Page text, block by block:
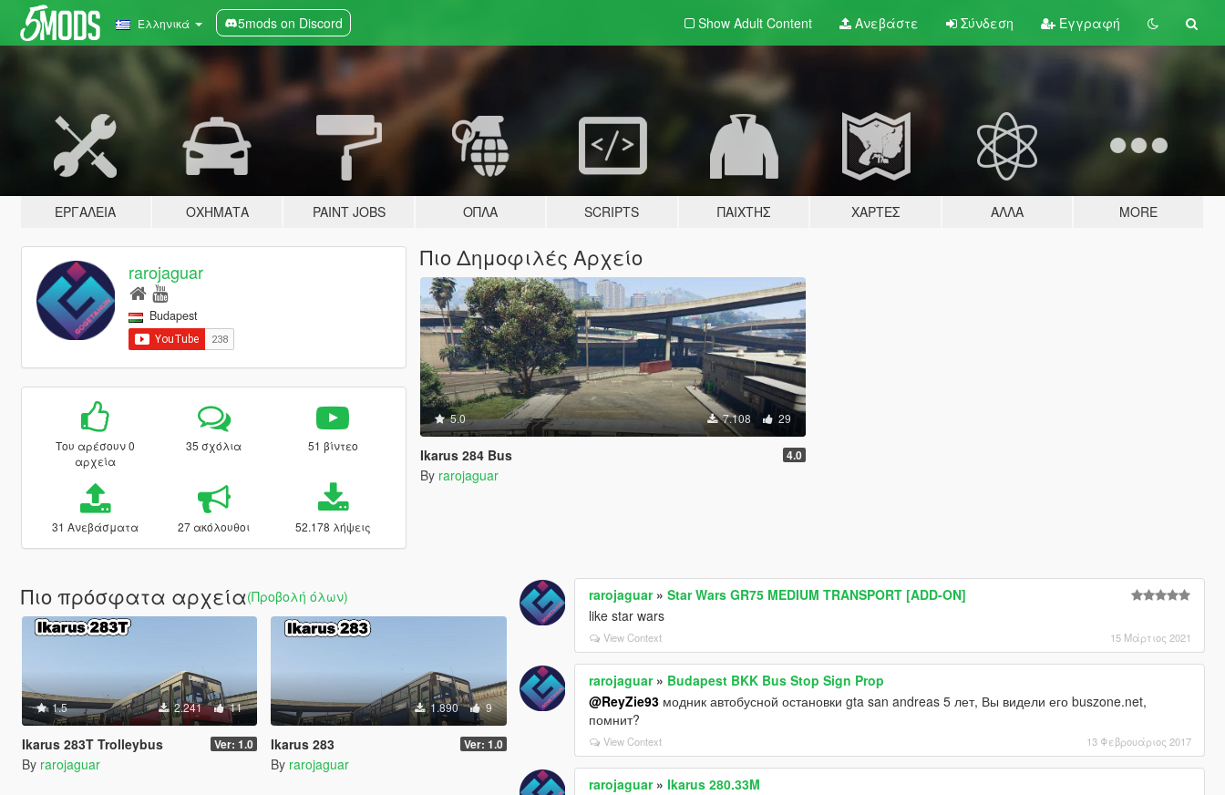
Ελληνικά 5mods on Discord Show Adult Content Ανεβάστε Σύνδεση Εγγραφή
ΕΡΓΑΛΕΊΑ ΟΧΉΜΑΤΑ PAINT JOBS ΌΠΛΑ SCRIPTS ΠΑΊΧΤΗΣ ΧΆΡΤΕΣ ΆΛΛΑ MORE
rarojaguar
Budapest
Του αρέσουν 0
αρχεία
35 σχόλια 51 βίντεο
31 Ανεβάσματα 27 ακόλουθοι 52.178 λήψεις
Πιο Δημοφιλές Αρχείο
5.0 7.108 29
Ikarus 284 Bus 4.0
By rarojaguar
Πιο πρόσφατα αρχεία(Προβολή όλων)
1.5 2.241 11
Ikarus 283T Trolleybus Ver: 1.0
By rarojaguar
1.890 9
Ikarus 283 Ver: 1.0
By rarojaguar
rarojaguar»Star Wars GR75 MEDIUM TRANSPORT [ADD-ON]
like star wars
View Context 15 Μάρτιος 2021
rarojaguar» Budapest BKK Bus Stop Sign Prop
@ReyZie93 модник автобусной остановки gta san andreas 5 лет, Вы видели его buszone.net,
помнит?
View Context 13 Φεβρουάριος 2017
rarojaguar»Ikarus 280.33M